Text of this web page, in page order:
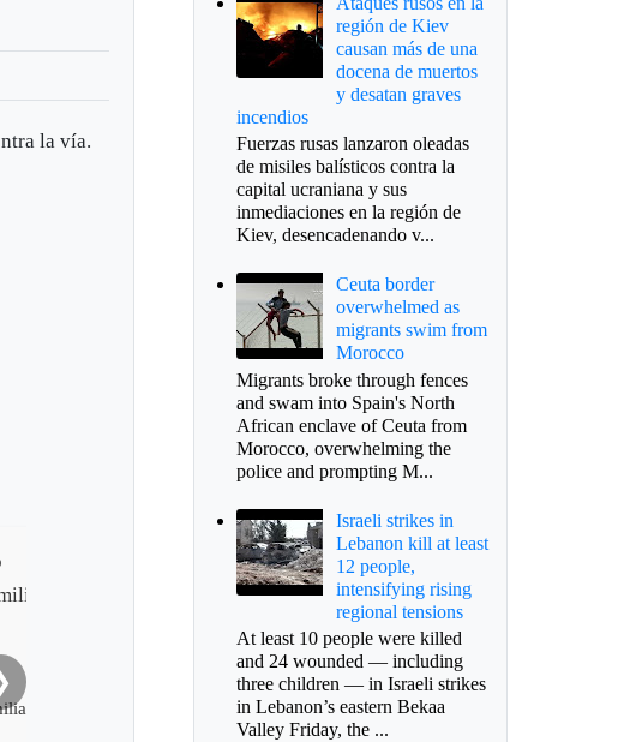
la vía.
Derrumbe causa cierre en
la vía Sogamoso – Yopal
región de Kiev
causan más de una
docena de muertos
y desatan graves
incendios
Fuerzas rusas lanzaron oleadas
de misiles balísticos contra la
capital ucraniana y sus
inmediaciones en la región de
Kiev, desencadenando v...
Ceuta border
overwhelmed as
migrants swim from
Morocco
Migrants broke through fences
and swam into Spain's North
African enclave of Ceuta from
Morocco, overwhelming the
police and prompting M...
Israeli strikes in
Lebanon kill at least
12 people,
intensifying rising
regional tensions
At least 10 people were killed
and 24 wounded — including
three children — in Israeli strikes
in Lebanon’s eastern Bekaa
Valley Friday, the ...